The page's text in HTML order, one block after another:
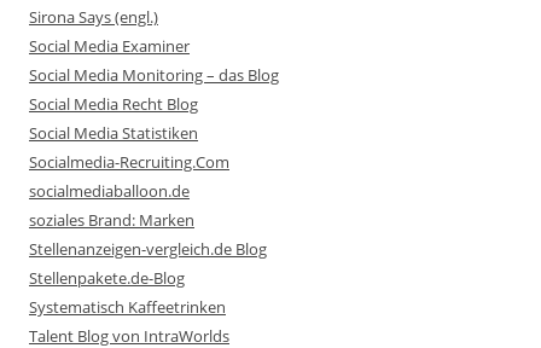
Sirona Says (engl.)
Social Media Examiner
Social Media Monitoring – das Blog
Social Media Recht Blog
Social Media Statistiken
Socialmedia-Recruiting.Com
socialmediaballoon.de
soziales Brand: Marken
Stellenanzeigen-vergleich.de Blog
Stellenpakete.de-Blog
Systematisch Kaffeetrinken
Talent Blog von IntraWorlds